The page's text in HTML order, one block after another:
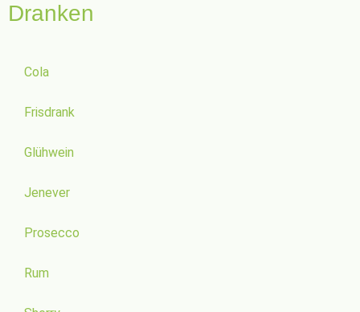
Dranken
Cola
Frisdrank
Glühwein
Jenever
Prosecco
Rum